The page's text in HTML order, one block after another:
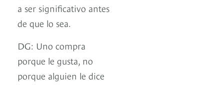
a ser significativo antes
de que lo sea.
DG: Uno compra
porque le gusta, no
porque alguien le dice